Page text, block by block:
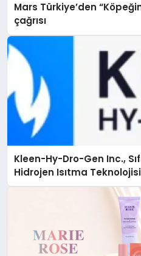
Mars Türkiye’den
çağrısı
Kleen-Hy-Dro-Gen Inc.,
Hidrojen Isıtma
Düzenleyici Onaylarını